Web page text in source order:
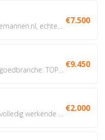
€7.500
€9.450
€2.000